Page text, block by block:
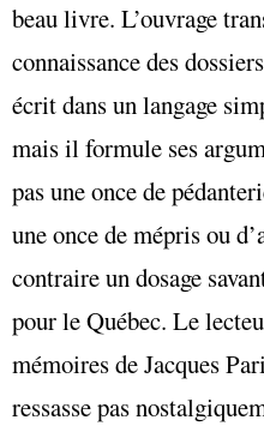
beau livre. L’ouvrage
connaissance des
écrit dans un langage
mais il formule ses
pas une once de
une once de mépris ou
contraire un dosage
pour le Québec. Le
mémoires de Jacques
ressasse pas